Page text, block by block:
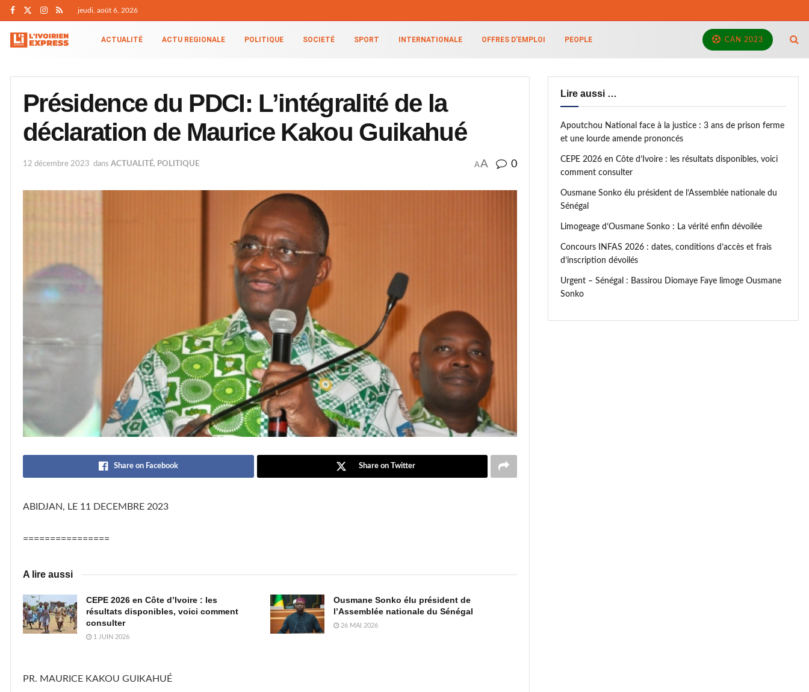
jeudi, août 6, 2026
ACTUALITÉ ACTU REGIONALE POLITIQUE SOCIETÉ SPORT INTERNATIONALE OFFRES D’EMPLOI PEOPLE CAN 2023
Présidence du PDCI: L’intégralité de la
déclaration de Maurice Kakou Guikahué
12 décembre 2023 dans ACTUALITÉ, POLITIQUE AA 0
Share on Facebook Share on Twitter
ABIDJAN, LE 11 DECEMBRE 2023
================
A lire aussi
CEPE 2026 en Côte d’Ivoire : les
résultats disponibles, voici comment
consulter
1 JUIN 2026
Ousmane Sonko élu président de
l’Assemblée nationale du Sénégal
26 MAI 2026
PR. MAURICE KAKOU GUIKAHUÉ
Lire aussi …
Apoutchou National face à la justice : 3 ans de prison ferme
et une lourde amende prononcés
CEPE 2026 en Côte d’Ivoire : les résultats disponibles, voici
comment consulter
Ousmane Sonko élu président de l’Assemblée nationale du
Sénégal
Limogeage d’Ousmane Sonko : La vérité enfin dévoilée
Concours INFAS 2026 : dates, conditions d’accès et frais
d’inscription dévoilés
Urgent – Sénégal : Bassirou Diomaye Faye limoge Ousmane
Sonko